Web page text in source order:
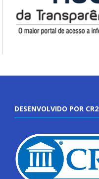
DESENVOLVIDO POR CR2